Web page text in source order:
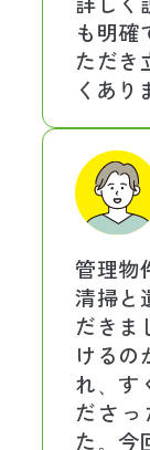
も明確
ただき
くあり
管理物
清掃と
だきま
けるの
れ、す
ださ
た。今